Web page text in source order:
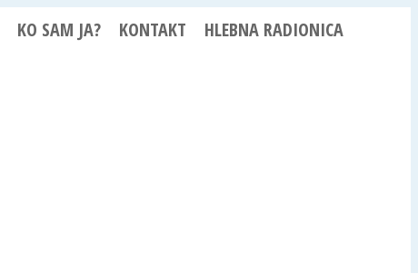
KO SAM JA? KONTAKT HLEBNA RADIONICA